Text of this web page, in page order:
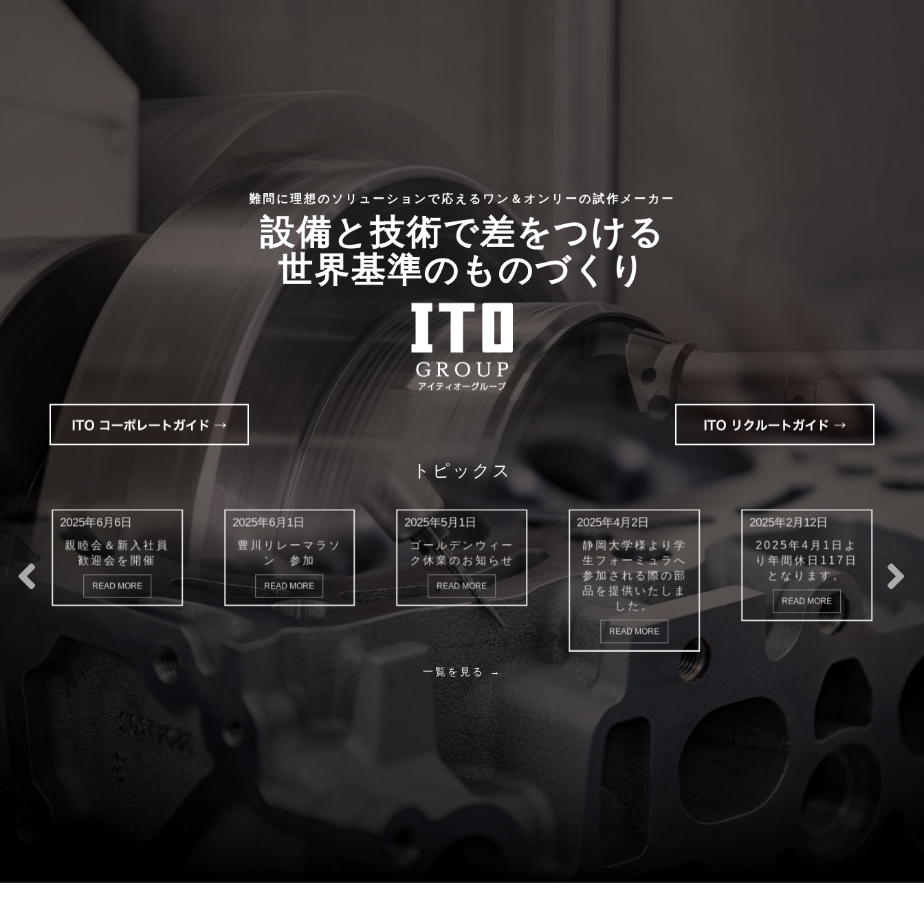
難問に理想のソリューションで応えるワン＆オンリーの試作メーカー
設備と技術で差をつける
世界基準のものづくり
トピックス
2025年6月1日
豊川リレーマラソ
ン 参加
READ MORE
2025年5月1日
ゴールデンウィー
ク休業のお知らせ
READ MORE
2025年4月2日
静岡大学様より学
生フォーミュラへ
参加される際の部
品を提供いたしま
した。
READ MORE
2025年2月12日
2025年4月1日よ
り年間休日117日
となります。
READ MORE
2024年12月12日
場内全照明LED化
工事終了（省エネ
化）
READ MORE
一覧を見る →